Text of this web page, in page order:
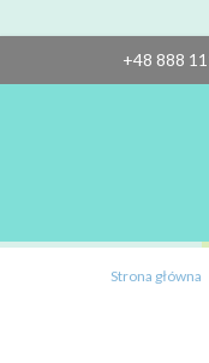
+48 888
Strona główna